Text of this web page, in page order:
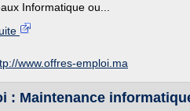
Informatique ou...
www.offres-emploi.ma
: Maintenance